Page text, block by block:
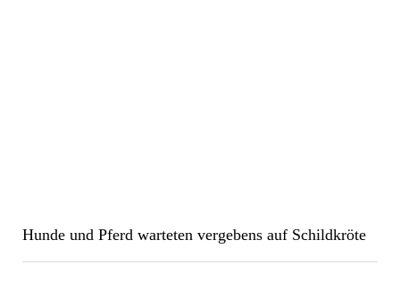
Hunde und Pferd warteten vergebens auf Schildkröte